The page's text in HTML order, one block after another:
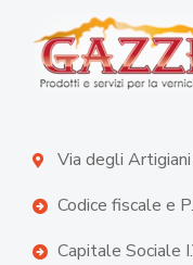
Via degli
Codice fiscale e
Capitale Sociale